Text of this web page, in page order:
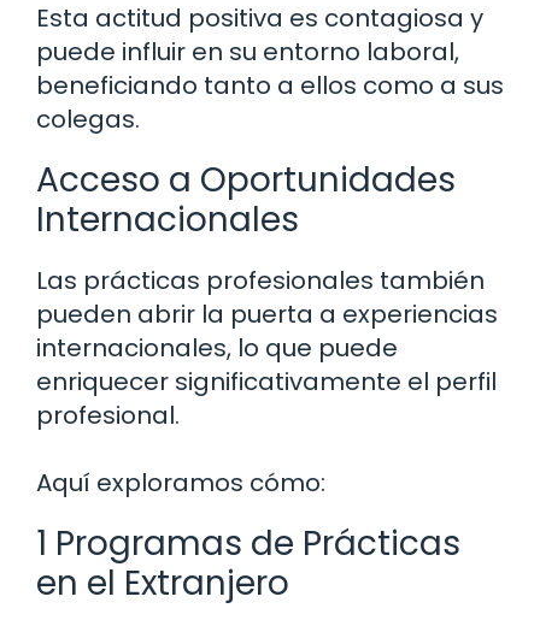
Esta actitud positiva es contagiosa y
puede influir en su entorno laboral,
beneficiando tanto a ellos como a sus
colegas.
Acceso a Oportunidades
Internacionales
Las prácticas profesionales también
pueden abrir la puerta a experiencias
internacionales, lo que puede
enriquecer significativamente el perfil
profesional.
Aquí exploramos cómo:
1 Programas de Prácticas
en el Extranjero